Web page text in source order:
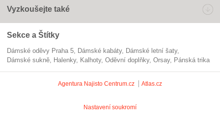
Vyzkoušejte také
Sekce a Štítky
Dámské oděvy Praha 5 dámské kabáty
dámské letní šaty
dámské sukně
halenky kalhoty Oděvní doplňky Orsay pánská trika
Agentura Najisto Centrum.cz Atlas.cz
Nastavení soukromí